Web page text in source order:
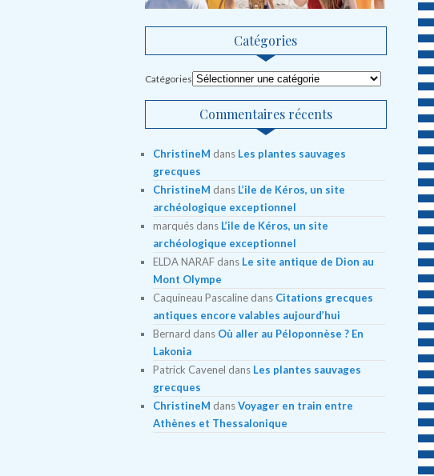
Catégories
Catégories
Commentaires récents
ChristineM dans Les plantes sauvages
grecques
ChristineM dans L’ile de Kéros, un site
archéologique exceptionnel
marquésdans L’ile de Kéros, un site
archéologique exceptionnel
ELDA NARAFdans Le site antique de Dion au
Mont Olympe
Caquineau Pascalinedans Citations grecques
antiques encore valables aujourd’hui
Bernard dans Où aller au Péloponnèse ? En
Lakonia
Patrick Cavenel dans Les plantes sauvages
grecques
ChristineM dansVoyager en train entre
Athènes et Thessalonique